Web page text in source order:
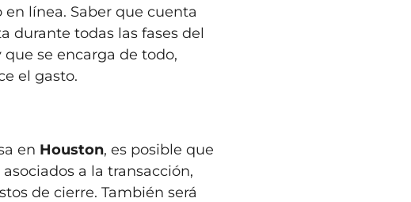
en línea. Saber que cuenta
durante todas las fases del
se encarga de todo,
el gasto.
en Houston, es posible que
a la transacción,
de cierre. También será